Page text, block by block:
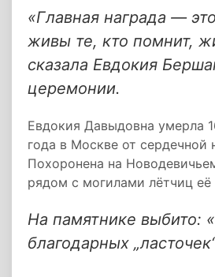
«Главная награда —
живы те, кто помнит,
сказала Евдокия
церемонии.
Евдокия Давыдовна умерла
года в Москве от сердечной
Похоронена на
рядом с могилами лётчиц её
На памятнике выбито:
благодарных